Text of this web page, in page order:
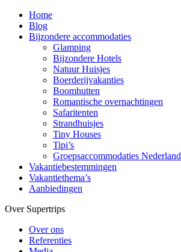
Home
Blog
Bijzondere accommodaties
Glamping
Bijzondere Hotels
Natuur Huisjes
Boerderijvakanties
Boomhutten
Romantische overnachtingen
Safaritenten
Strandhuisjes
Tiny Houses
Tipi’s
Groepsaccommodaties Nederland
Vakantiebestemmingen
Vakantiethema’s
Aanbiedingen
Over Supertrips
Over ons
Referenties